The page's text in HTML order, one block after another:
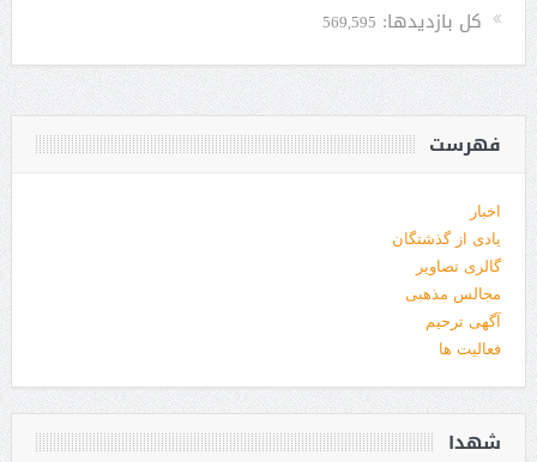
کل بازدیدها: 569,595
فهرست
اخبار
یادی از گذشتگان
گالری تصاویر
مجالس مذهبی
آگهی ترحیم
فعالیت ها
شهدا